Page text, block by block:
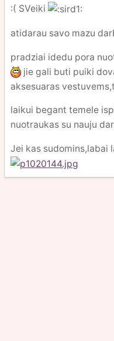
:( SVeiki
atidarau savo mazu
pradziai idedu pora
jie gali buti puiki
aksesuaras
laikui begant temele
nuotraukas su nauju
Jei kas sudomins,labai